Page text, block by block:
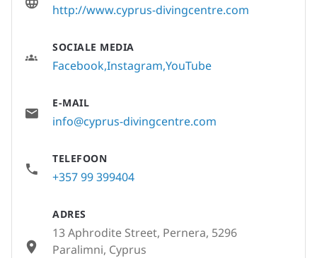
http://www.cyprus-divingcentre.com
SOCIALE MEDIA
FacebookInstagram YouTube
E-MAIL
info@cyprus-divingcentre.com
TELEFOON
+357 99 399404
ADRES
13 Aphrodite Street, Pernera, 5296
Paralimni, Cyprus